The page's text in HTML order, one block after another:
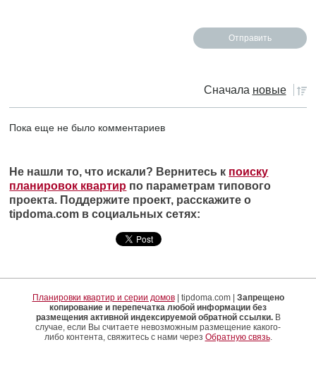
Сначала новые
Пока еще не было комментариев
Не нашли то, что искали? Вернитесь к поиску
планировок квартир по параметрам типового
проекта. Поддержите проект, расскажите о
tipdoma.com в социальных сетях:
Планировки квартир и серии домов| tipdoma.com | Запрещено
копирование и перепечатка любой информации без
размещения активной индексируемой обратной ссылки.В
случае, если Вы считаете невозможным размещение какого-
либо контента, свяжитесь с нами через Обратную связь.